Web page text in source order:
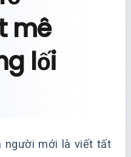
mê
lối
người mới là viết tất